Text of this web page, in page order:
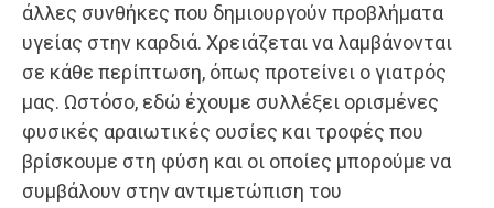
άλλες συνθήκες που δημιουργούν προβλήματα
υγείας στην καρδιά. Χρειάζεται να λαμβάνονται
σε κάθε περίπτωση, όπως προτείνει ο γιατρός
μας. Ωστόσο, εδώ έχουμε συλλέξει ορισμένες
φυσικές αραιωτικές ουσίες και τροφές που
βρίσκουμε στη φύση και οι οποίες μπορούμε να
συμβάλουν στην αντιμετώπιση του